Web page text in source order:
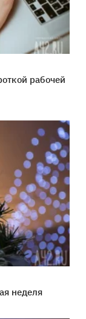
рабочей
неделя